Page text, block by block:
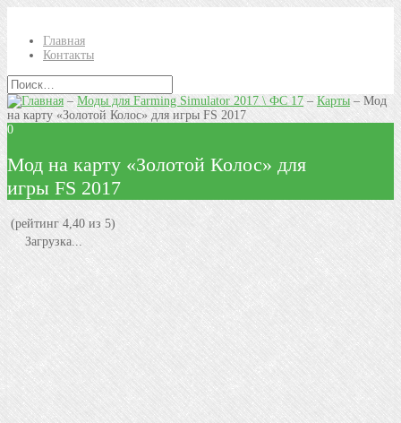
Главная
Контакты
–Моды для Farming Simulator 2017 \ ФС 17– Карты– Мод
на карту «Золотой Колос» для игры FS 2017
0
Мод на карту «Золотой Колос» для
игры FS 2017
(рейтинг 4,40 из 5)
Загрузка...